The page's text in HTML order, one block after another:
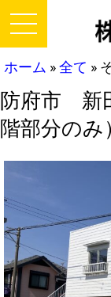
ホーム »全て »
防府市 新
階部分の